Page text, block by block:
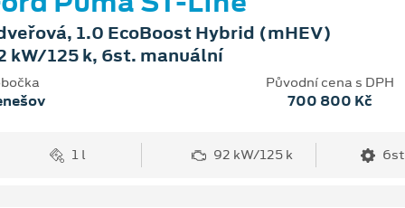
1.0 EcoBoost Hybrid (mHEV)
kW/125 k, 6st. manuální
Původní cena s DPH
700 800 Kč
1 l 92 kW/125 k